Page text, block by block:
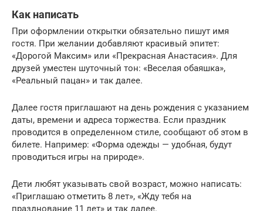
Как написать
При оформлении открытки обязательно пишут имя
гостя. При желании добавляют красивый эпитет:
«Дорогой Максим» или «Прекрасная Анастасия». Для
друзей уместен шуточный тон: «Веселая обаяшка»,
«Реальный пацан» и так далее.
Далее гостя приглашают на день рождения с указанием
даты, времени и адреса торжества. Если праздник
проводится в определенном стиле, сообщают об этом в
билете. Например: «Форма одежды — удобная, будут
проводиться игры на природе».
Дети любят указывать свой возраст, можно написать:
«Приглашаю отметить 8 лет», «Жду тебя на
празднование 11 лет» и так далее.